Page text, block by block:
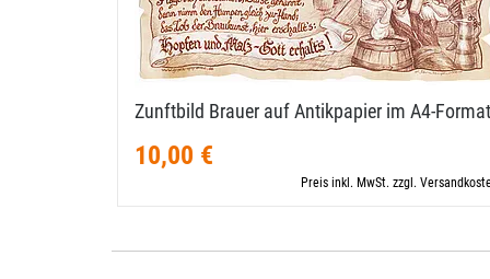
Zunftbild Brauer auf Antikpapier im A4-​Format
10,00 €
Preis inkl. MwSt. zzgl.